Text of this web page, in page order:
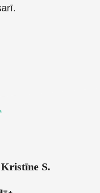
Kristīne S.